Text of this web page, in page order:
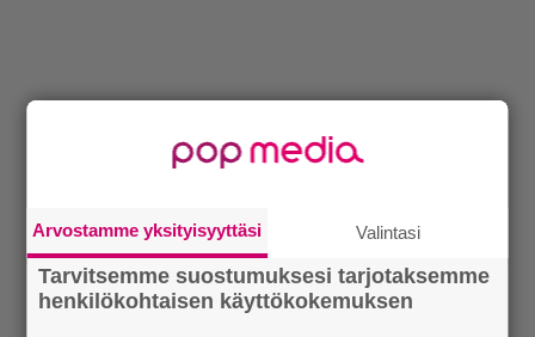
Arvostamme yksityisyyttäsi Valintasi
Tarvitsemme suostumuksesi tarjotaksemme
henkilökohtaisen käyttökokemuksen